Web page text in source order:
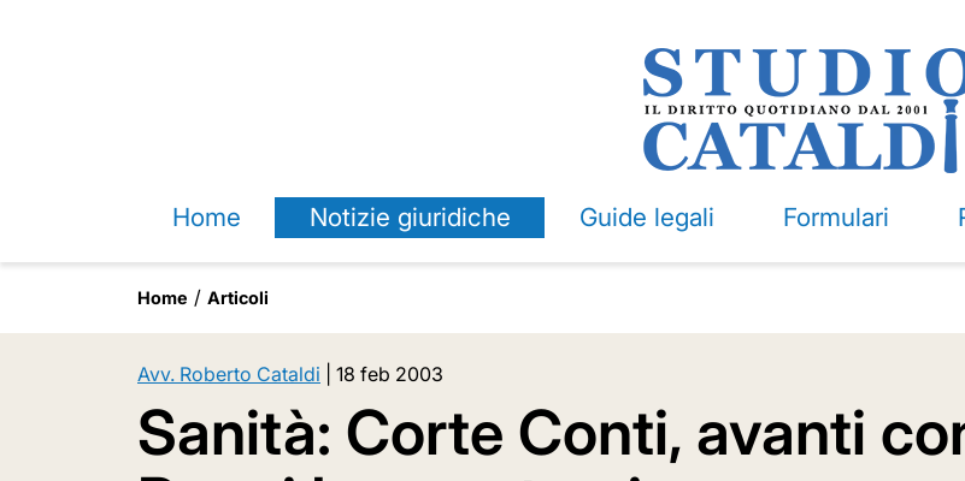
Home Notizie giuridiche Guide legali Formulari
Home Articoli
Avv. Roberto Cataldi 18 feb 2003
Sanità: Corte Conti, avanti